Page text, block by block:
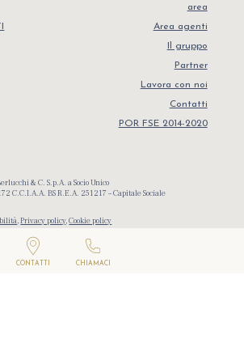
CONTATTI CHIAMACI
area
Area agenti
Il gruppo
Partner
Lavora con noi
Contatti
POR FSE 2014-2020
& C. S.p.A. a Socio Unico
C.C.I.A.A. BS R.E.A. 251217 – Capitale Sociale
,Privacy policy,Cookie policy